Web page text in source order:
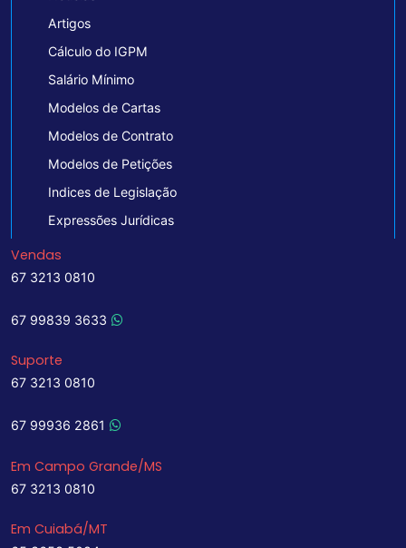
Artigos
Cálculo do IGPM
Salário Mínimo
Modelos de Cartas
Modelos de Contrato
Modelos de Petições
Indices de Legislação
Expressões Jurídicas
Vendas
67 3213 0810
67 99839 3633
Suporte
67 3213 0810
67 99936 2861
Em Campo Grande/MS
67 3213 0810
Em Cuiabá/MT